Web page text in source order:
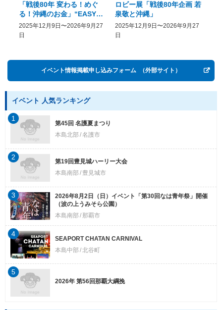
「戦後80年 変わる！めぐ
る！沖縄のお金」“EASY
COME, EASY GO － The
History of Money in
2025年12月9日〜2026年9月27
日
ロビー展「戦後80年企画 若
泉敬と沖縄」
2025年12月9日〜2026年9月27
日
イベント情報掲載申し込みフォーム （外部サイト）
イベント 人気ランキング
第45回 名護夏まつり
本島北部 名護市
1
第19回豊見城ハーリー大会
本島南部
豊見城市
2
2026年8月2日（日）イベント「第30回なは青年祭」開催
（波の上うみそら公園）
本島南部
那覇市
3
SEAPORT CHATAN CARNIVAL
本島中部 北谷町
4
2026年 第56回那覇大綱挽
5